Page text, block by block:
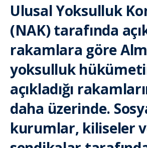
Ulusal Yoksulluk
(NAK) tarafında
rakamlara göre
yoksulluk
açıkladığı
daha üzerinde.
kurumlar, kiliseler